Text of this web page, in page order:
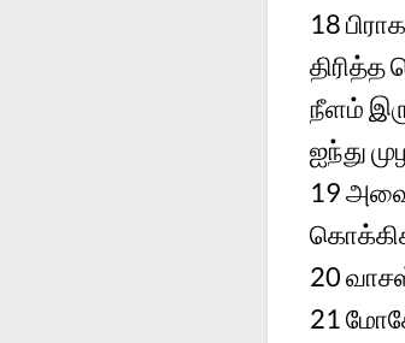
18
நீளம்
ஐந்து
19
20
21